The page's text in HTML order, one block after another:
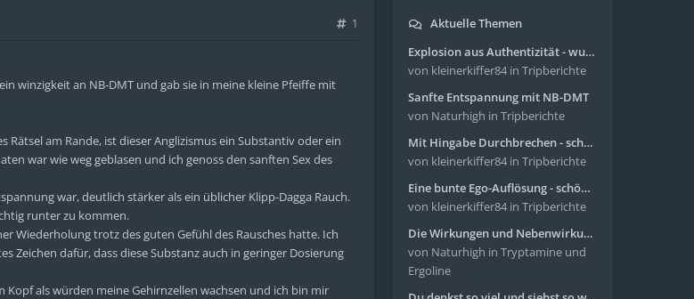
1
winzigkeit an NB-DMT und gab sie in meine kleine Pfeiffe mit
Rätsel am Rande, ist dieser Anglizismus ein Substantiv oder ein
war wie weg geblasen und ich genoss den sanften Sex des
war, deutlich stärker als ein üblicher Klipp-Dagga Rauch.
runter zu kommen.
Wiederholung trotz des guten Gefühl des Rausches hatte. Ich
Zeichen dafür, dass diese Substanz auch in geringer Dosierung
als würden meine Gehirnzellen wachsen und ich bin mir
Aktuelle Themen
Explosion aus Authentizität - wunderbare Reise mit 4g Pilze
von kleinerkiffer84 in Tripberichte
Sanfte Entspannung mit NB-DMT
von Naturhigh in Tripberichte
Mit Hingabe Durchbrechen - schöne Reise mit 4g Pilze
von kleinerkiffer84 in Tripberichte
Eine bunte Ego-Auflösung - schöne Reise mit 4-AcO-DMT
von kleinerkiffer84 in Tripberichte
Die Wirkungen und Nebenwirkungen von LSD
von Naturhigh in Tryptamine und
Ergoline